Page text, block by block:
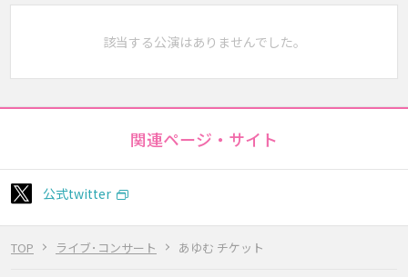
TOP ライブ･コンサート あゆむ チケット
該当する公演はありませんでした。
関連ページ・サイト
公式twitter